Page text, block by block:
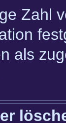
Zahl
als